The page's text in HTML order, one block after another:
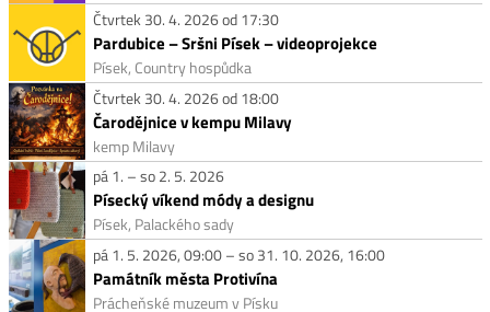
Čtvrtek 30. 4. 2026 od 17:30
Pardubice – Sršni Písek – videoprojekce
Písek, Country hospůdka
Čtvrtek 30. 4. 2026 od 18:00
Čarodějnice v kempu Milavy
kemp Milavy
pá 1. – so 2. 5. 2026
Písecký víkend módy a designu
Písek, Palackého sady
pá 1. 5. 2026, 09:00 – so 31. 10. 2026, 16:00
Památník města Protivína
Prácheňské muzeum v Písku